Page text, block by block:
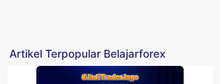
Artikel Terpopular Belajarforex